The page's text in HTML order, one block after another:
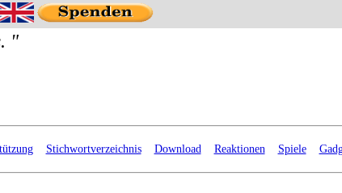
Stichwortverzeichnis Download Reaktionen Spiele